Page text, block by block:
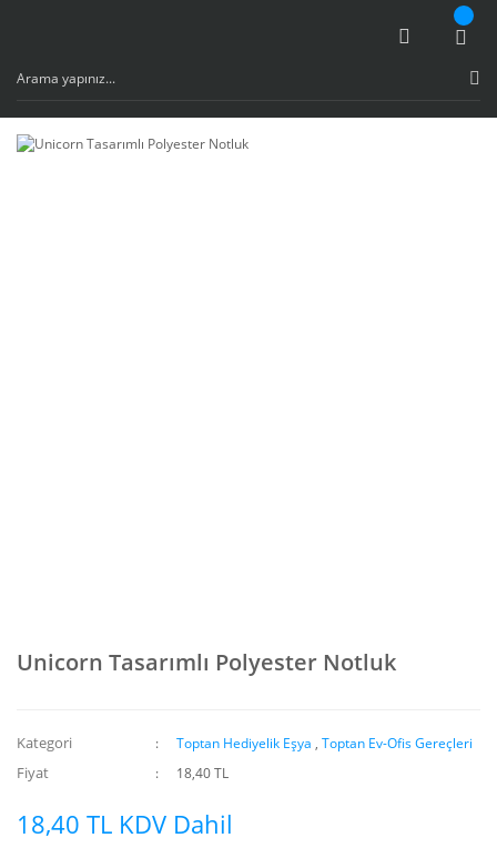
Unicorn Tasarımlı Polyester Notluk
Kategori Toptan Hediyelik Eşya ,Toptan Ev-Ofis Gereçleri
Fiyat 18,40 TL
18,40 TL KDV Dahil